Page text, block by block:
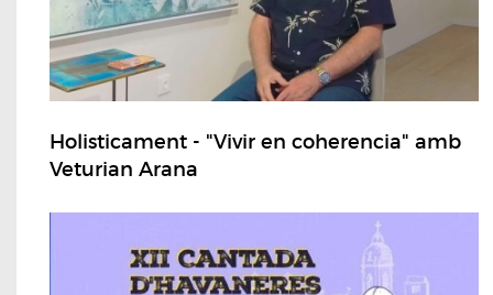
Holisticament - "Vivir en coherencia" amb
Veturian Arana